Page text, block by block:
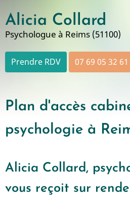
au
contenu
Alicia Collard
Psychologue à Reims (51100)
Prendre RDV 07 69 05 32 61
Plan d'accès
psychologie à
Alicia Collard,
vous reçoit sur